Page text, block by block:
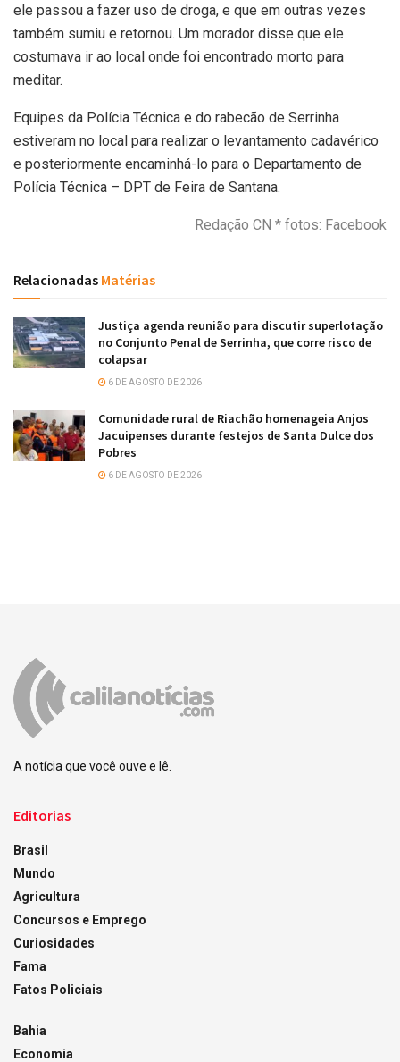
ele passou a fazer uso de droga, e que em outras vezes
também sumiu e retornou. Um morador disse que ele
costumava ir ao local onde foi encontrado morto para
meditar.
Equipes da Polícia Técnica e do rabecão de Serrinha
estiveram no local para realizar o levantamento cadavérico
e posteriormente encaminhá-lo para o Departamento de
Polícia Técnica – DPT de Feira de Santana.
Redação CN * fotos: Facebook
Relacionadas Matérias
Justiça agenda reunião para discutir superlotação
no Conjunto Penal de Serrinha, que corre risco de
colapsar
6 DE AGOSTO DE 2026
Comunidade rural de Riachão homenageia Anjos
Jacuipenses durante festejos de Santa Dulce dos
Pobres
6 DE AGOSTO DE 2026
A notícia que você ouve e lê.
Editorias
Brasil
Mundo
Agricultura
Concursos e Emprego
Curiosidades
Fama
Fatos Policiais
Bahia
Economia